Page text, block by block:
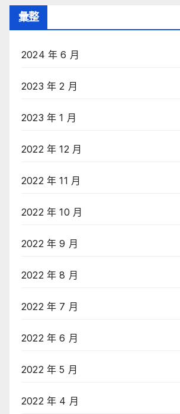
彙整
2024 年 6 月
2023 年 2 月
2023 年 1 月
2022 年 12 月
2022 年 11 月
2022 年 10 月
2022 年 9 月
2022 年 8 月
2022 年 7 月
2022 年 6 月
2022 年 5 月
2022 年 4 月